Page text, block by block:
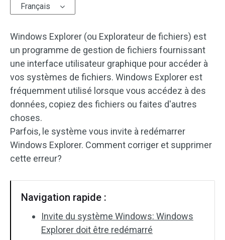
Français
Windows Explorer (ou Explorateur de fichiers) est
un programme de gestion de fichiers fournissant
une interface utilisateur graphique pour accéder à
vos systèmes de fichiers. Windows Explorer est
fréquemment utilisé lorsque vous accédez à des
données, copiez des fichiers ou faites d'autres
choses.
Parfois, le système vous invite à redémarrer
Windows Explorer. Comment corriger et supprimer
cette erreur?
Navigation rapide :
Invite du système Windows: Windows
Explorer doit être redémarré